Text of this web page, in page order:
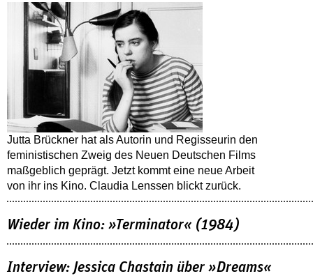
Jutta Brückner hat als Autorin und Regisseurin den
feministischen Zweig des Neuen Deutschen Films
maßgeblich geprägt. Jetzt kommt eine neue Arbeit
von ihr ins Kino. Claudia Lenssen blickt zurück.
Wieder im Kino: »Terminator« (1984)
Interview: Jessica Chastain über »Dreams«